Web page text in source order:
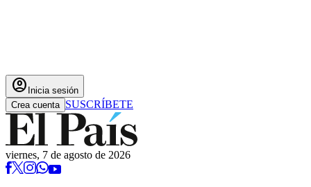
account_circle Inicia sesión
Crea cuenta SUSCRÍBETE
viernes, 7 de agosto de 2026